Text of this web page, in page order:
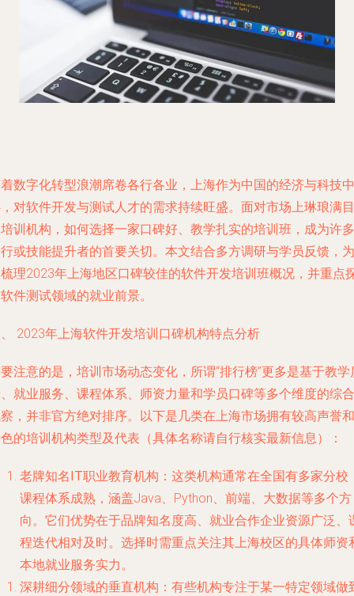
数字化转型浪潮席卷各行各业，上海作为中国的经济与科技中
对软件开发与测试人才的需求持续旺盛。面对市场上琳琅满目
训机构，如何选择一家口碑好、教学扎实的培训班，成为许多
或技能提升者的首要关切。本文结合多方调研与学员反馈，为
理2023年上海地区口碑较佳的软件开发培训班概况，并重点
件测试领域的就业前景。
2023年上海软件开发培训口碑机构特点分析
注意的是，培训市场动态变化，所谓“排行榜”更多是基于教学
就业服务、课程体系、师资力量和学员口碑等多个维度的综合
，并非官方绝对排序。以下是几类在上海市场拥有较高声誉和
的培训机构类型及代表（具体名称请自行核实最新信息）：
老牌知名IT职业教育机构 ：这类机构通常在全国有多家分校
课程体系成熟，涵盖Java、Python、前端、大数据等多个方
向。它们优势在于品牌知名度高、就业合作企业资源广泛、
程迭代相对及时。选择时需重点关注其上海校区的具体师资
本地就业服务实力。
深耕细分领域的垂直机构 ：有些机构专注于某一特定领域做